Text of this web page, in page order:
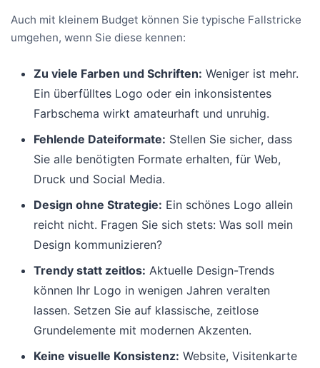
Auch mit kleinem Budget können Sie typische Fallstricke
umgehen, wenn Sie diese kennen:
Zu viele Farben und Schriften: Weniger ist mehr.
Ein überfülltes Logo oder ein inkonsistentes
Farbschema wirkt amateurhaft und unruhig.
Fehlende Dateiformate: Stellen Sie sicher, dass
Sie alle benötigten Formate erhalten, für Web,
Druck und Social Media.
Design ohne Strategie: Ein schönes Logo allein
reicht nicht. Fragen Sie sich stets: Was soll mein
Design kommunizieren?
Trendy statt zeitlos: Aktuelle Design-Trends
können Ihr Logo in wenigen Jahren veralten
lassen. Setzen Sie auf klassische, zeitlose
Grundelemente mit modernen Akzenten.
Keine visuelle Konsistenz: Website, Visitenkarte